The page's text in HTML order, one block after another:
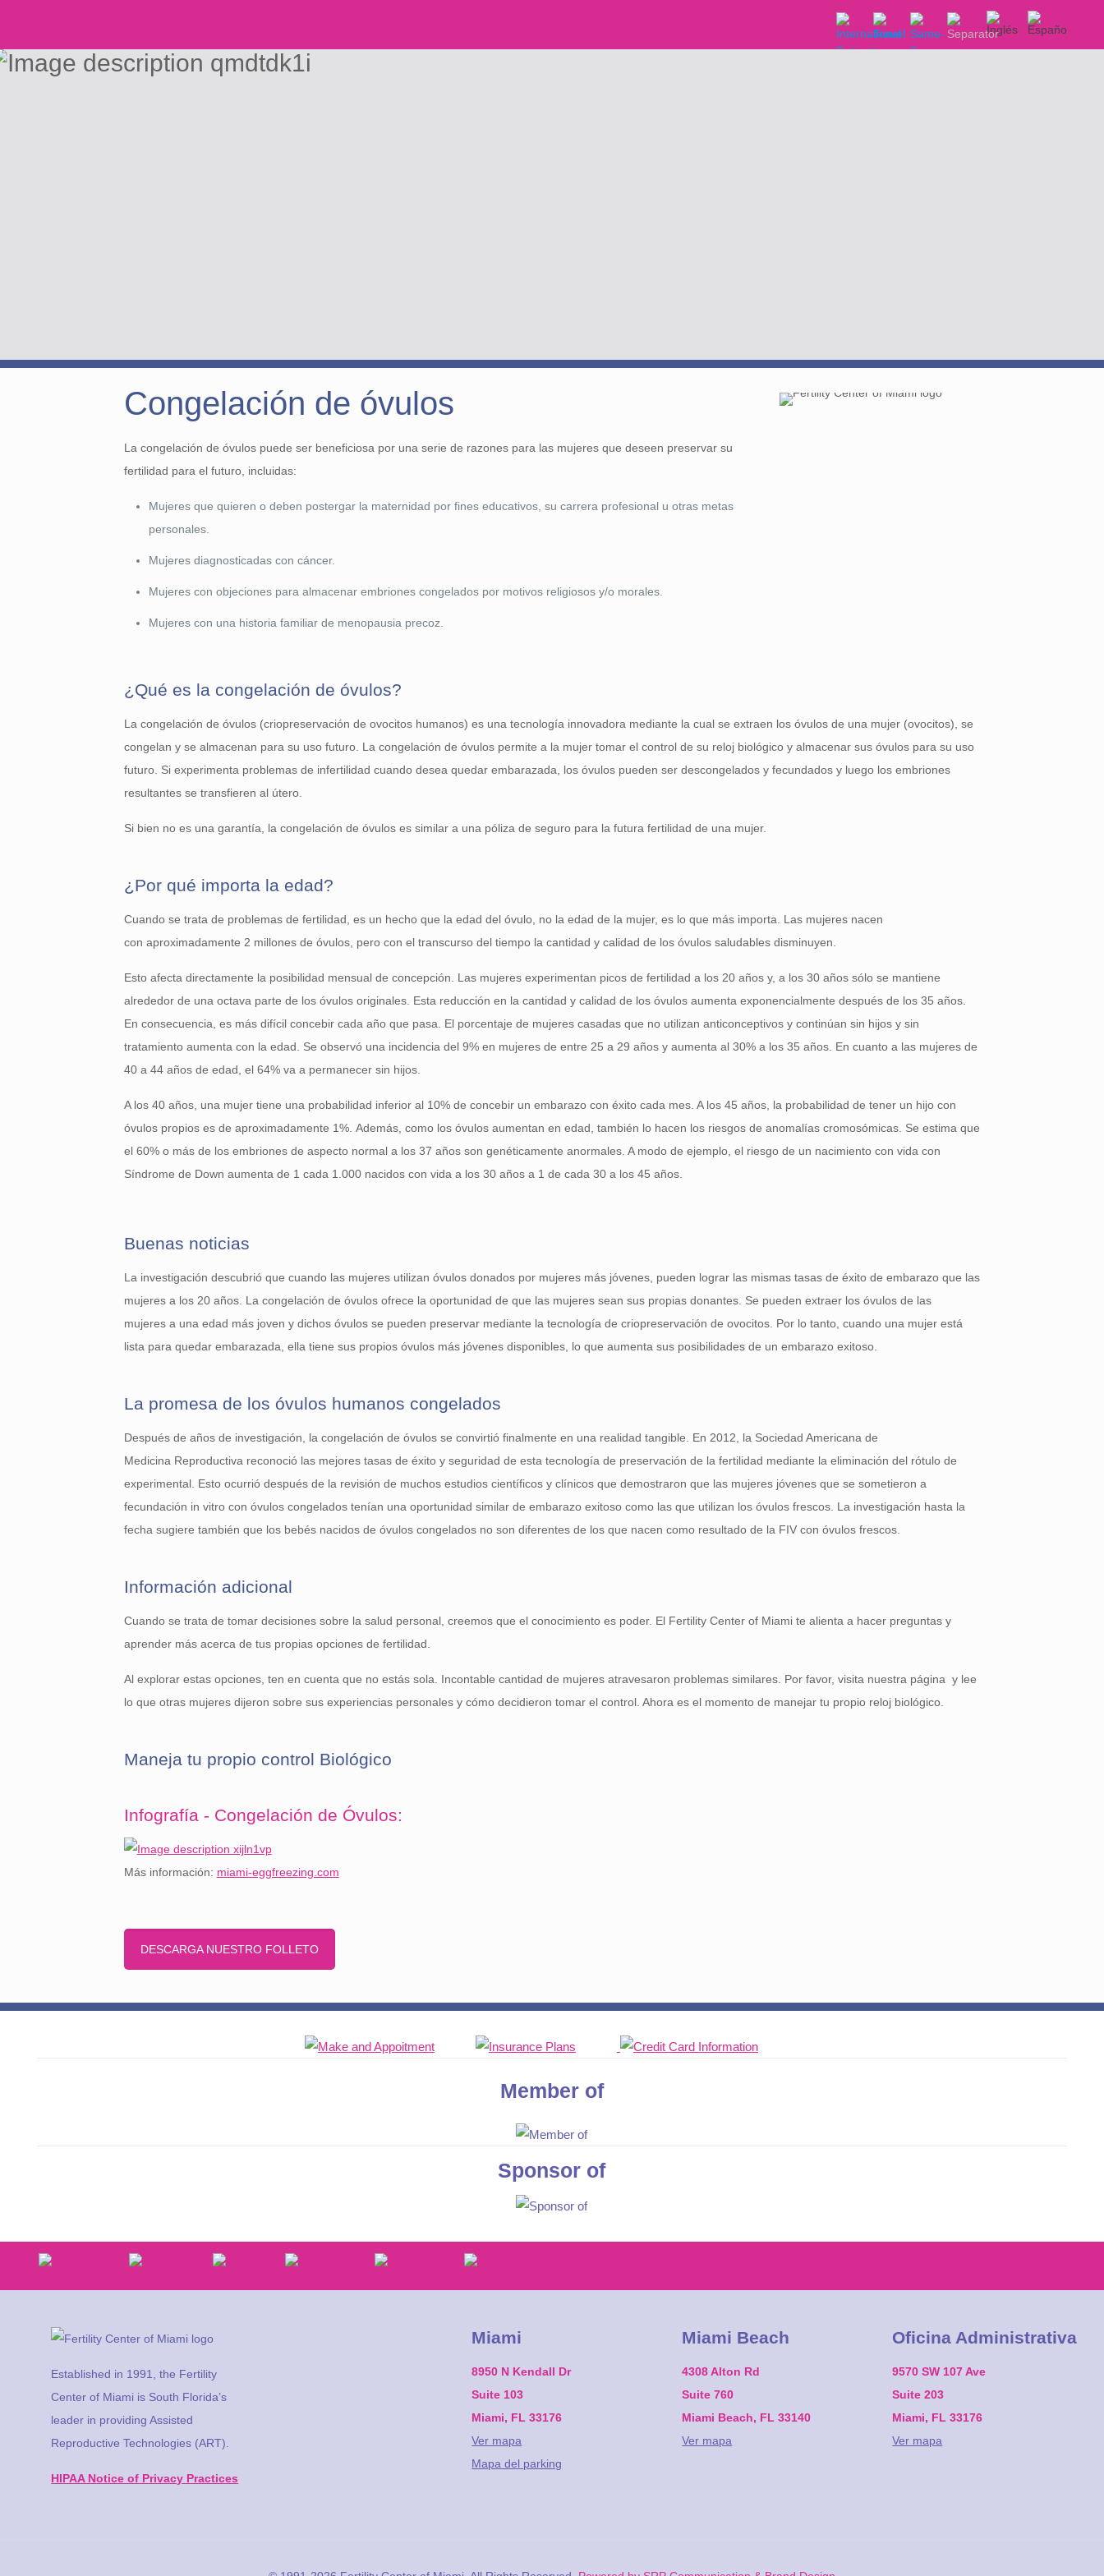
Congelación de óvulos
La congelación de óvulos puede ser beneficiosa por una serie de razones para las mujeres que deseen preservar su
fertilidad para el futuro, incluidas:
Mujeres que quieren o deben postergar la maternidad por fines educativos, su carrera profesional u otras metas
personales.
Mujeres diagnosticadas con cáncer.
Mujeres con objeciones para almacenar embriones congelados por motivos religiosos y/o morales.
Mujeres con una historia familiar de menopausia precoz.
¿Qué es la congelación de óvulos?
La congelación de óvulos (criopreservación de ovocitos humanos) es una tecnología innovadora mediante la cual se extraen los óvulos de una mujer (ovocitos), se
congelan y se almacenan para su uso futuro. La congelación de óvulos permite a la mujer tomar el control de su reloj biológico y almacenar sus óvulos para su uso
futuro. Si experimenta problemas de infertilidad cuando desea quedar embarazada, los óvulos pueden ser descongelados y fecundados y luego los embriones
resultantes se transfieren al útero.
Si bien no es una garantía, la congelación de óvulos es similar a una póliza de seguro para la futura fertilidad de una mujer.
¿Por qué importa la edad?
Cuando se trata de problemas de fertilidad, es un hecho que la edad del óvulo, no la edad de la mujer, es lo que más importa. Las mujeres nacen
con aproximadamente 2 millones de óvulos, pero con el transcurso del tiempo la cantidad y calidad de los óvulos saludables disminuyen.
Esto afecta directamente la posibilidad mensual de concepción. Las mujeres experimentan picos de fertilidad a los 20 años y, a los 30 años sólo se mantiene
alrededor de una octava parte de los óvulos originales. Esta reducción en la cantidad y calidad de los óvulos aumenta exponencialmente después de los 35 años.
En consecuencia, es más difícil concebir cada año que pasa. El porcentaje de mujeres casadas que no utilizan anticonceptivos y continúan sin hijos y sin
tratamiento aumenta con la edad. Se observó una incidencia del 9% en mujeres de entre 25 a 29 años y aumenta al 30% a los 35 años. En cuanto a las mujeres de
40 a 44 años de edad, el 64% va a permanecer sin hijos.
A los 40 años, una mujer tiene una probabilidad inferior al 10% de concebir un embarazo con éxito cada mes. A los 45 años, la probabilidad de tener un hijo con
óvulos propios es de aproximadamente 1%. Además, como los óvulos aumentan en edad, también lo hacen los riesgos de anomalías cromosómicas. Se estima que
el 60% o más de los embriones de aspecto normal a los 37 años son genéticamente anormales. A modo de ejemplo, el riesgo de un nacimiento con vida con
Síndrome de Down aumenta de 1 cada 1.000 nacidos con vida a los 30 años a 1 de cada 30 a los 45 años.
Buenas noticias
La investigación descubrió que cuando las mujeres utilizan óvulos donados por mujeres más jóvenes, pueden lograr las mismas tasas de éxito de embarazo que las
mujeres a los 20 años. La congelación de óvulos ofrece la oportunidad de que las mujeres sean sus propias donantes. Se pueden extraer los óvulos de las
mujeres a una edad más joven y dichos óvulos se pueden preservar mediante la tecnología de criopreservación de ovocitos. Por lo tanto, cuando una mujer está
lista para quedar embarazada, ella tiene sus propios óvulos más jóvenes disponibles, lo que aumenta sus posibilidades de un embarazo exitoso.
La promesa de los óvulos humanos congelados
Después de años de investigación, la congelación de óvulos se convirtió finalmente en una realidad tangible. En 2012, la Sociedad Americana de
Medicina Reproductiva reconoció las mejores tasas de éxito y seguridad de esta tecnología de preservación de la fertilidad mediante la eliminación del rótulo de
experimental. Esto ocurrió después de la revisión de muchos estudios científicos y clínicos que demostraron que las mujeres jóvenes que se sometieron a
fecundación in vitro con óvulos congelados tenían una oportunidad similar de embarazo exitoso como las que utilizan los óvulos frescos. La investigación hasta la
fecha sugiere también que los bebés nacidos de óvulos congelados no son diferentes de los que nacen como resultado de la FIV con óvulos frescos.
Información adicional
Cuando se trata de tomar decisiones sobre la salud personal, creemos que el conocimiento es poder. El Fertility Center of Miami te alienta a hacer preguntas y
aprender más acerca de tus propias opciones de fertilidad.
Al explorar estas opciones, ten en cuenta que no estás sola. Incontable cantidad de mujeres atravesaron problemas similares. Por favor, visita nuestra página y lee
lo que otras mujeres dijeron sobre sus experiencias personales y cómo decidieron tomar el control. Ahora es el momento de manejar tu propio reloj biológico.
Maneja tu propio control Biológico
Infografía - Congelación de Óvulos:
Más información: miami-eggfreezing.com
DESCARGA NUESTRO FOLLETO
Member of
Sponsor of
Established in 1991, the Fertility
Center of Miami is South Florida’s
leader in providing Assisted
Reproductive Technologies (ART).
HIPAA Notice of Privacy Practices
Miami
8950 N Kendall Dr
Suite 103
Miami, FL 33176
Ver mapa
Mapa del parking
Miami Beach
4308 Alton Rd
Suite 760
Miami Beach, FL 33140
Ver mapa
Oficina Administrativa
9570 SW 107 Ave
Suite 203
Miami, FL 33176
Ver mapa